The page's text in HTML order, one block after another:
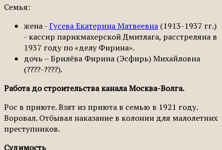
Семья:
жена -Гусева Екатерина Матвеевна (1913-1937 гг.)
- кассир парикмахерской Дмитлага, расстреляна в
1937 году по «делу Фирина».
дочь – Брилёва Фирина (Эсфирь) Михайловна
(????-????).
Работа до строительства канала Москва-Волга.
Рос в приюте. Взят из приюта в семью в 1921 году.
Воровал. Отбывал наказание в колонии для малолетних
преступников.
Судимость